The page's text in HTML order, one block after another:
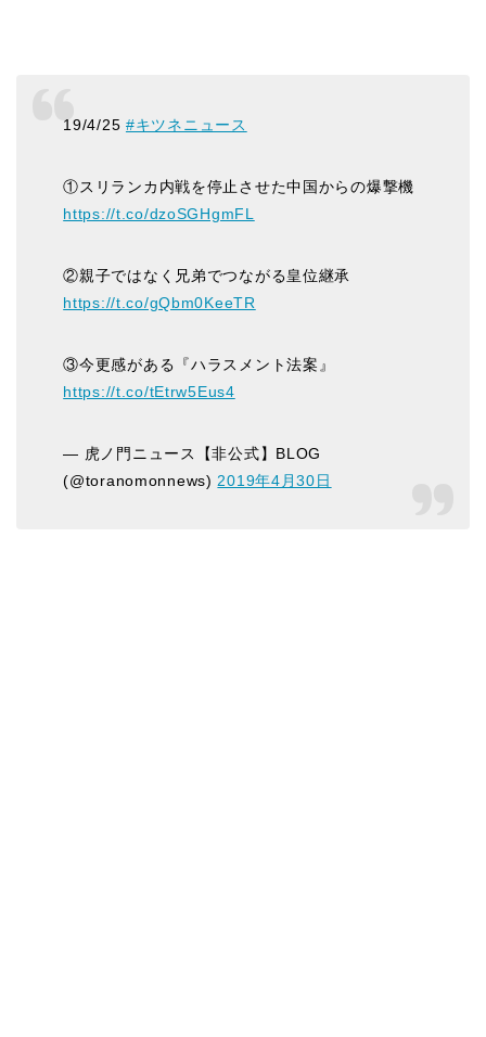
19/4/25 #キツネニュース
①スリランカ内戦を停止させた中国からの爆撃機
https://t.co/dzoSGHgmFL
②親子ではなく兄弟でつながる皇位継承
https://t.co/gQbm0KeeTR
③今更感がある『ハラスメント法案』
https://t.co/tEtrw5Eus4
— 虎ノ門ニュース【非公式】BLOG
(@toranomonnews)2019年4月30日